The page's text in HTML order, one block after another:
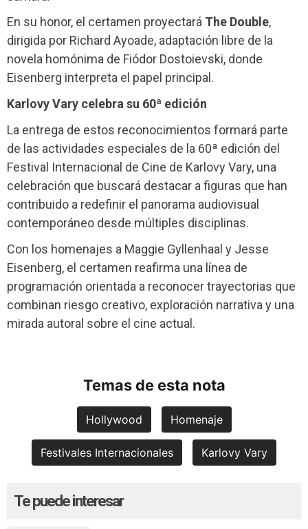
En su honor, el certamen proyectará The Double,
dirigida por Richard Ayoade, adaptación libre de la
novela homónima de Fiódor Dostoievski, donde
Eisenberg interpreta el papel principal.
Karlovy Vary celebra su 60ª edición
La entrega de estos reconocimientos formará parte
de las actividades especiales de la 60ª edición del
Festival Internacional de Cine de Karlovy Vary, una
celebración que buscará destacar a figuras que han
contribuido a redefinir el panorama audiovisual
contemporáneo desde múltiples disciplinas.
Con los homenajes a Maggie Gyllenhaal y Jesse
Eisenberg, el certamen reafirma una línea de
programación orientada a reconocer trayectorias que
combinan riesgo creativo, exploración narrativa y una
mirada autoral sobre el cine actual.
Temas de esta nota
Hollywood Homenaje
Festivales Internacionales Karlovy Vary
Te puede interesar